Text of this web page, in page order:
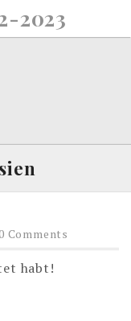
2023
Comments
habt!